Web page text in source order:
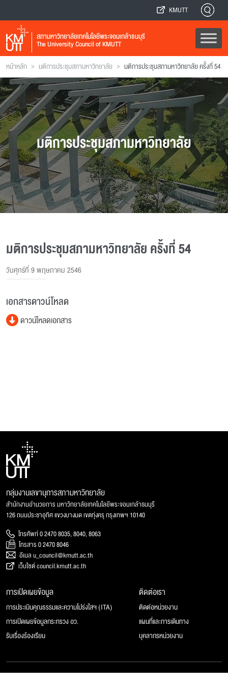
KMUTT
สภามหาวิทยาลัยเทคโนโลยีพระจอมเกล้าธนบุรี
The University Council of KMUTT
หน้าหลัก > มติการประชุมสภามหาวิทยาลัย > มติการประชุมสภามหาวิทยาลัย ครั้งที่ 54
มติการประชุมสภามหาวิทยาลัย
มติการประชุมสภามหาวิทยาลัย ครั้งที่ 54
วันศุกร์ที่ 9 พฤษภาคม 2546
เอกสารดาวน์โหลด
ดาวน์โหลดเอกสาร
กลุ่มงานเลขานุการสภามหาวิทยาลัย
สำนักงานอำนวยการ มหาวิทยาลัยเทคโนโลยีพระจอมเกล้าธนบุรี
126 ถนนประชาอุทิศ แขวงบางมด เขตทุ่งครุ กรุงเทพฯ 10140
โทรศัพท์ 0 2470 8035, 8040, 8063
โทรสาร 0 2470 8046
อีเมล u_council@kmutt.ac.th
เว็บไซต์ council.kmutt.ac.th
การเปิดเผยข้อมูล
การประเมินคุณธรรมและความโปร่งใสฯ (ITA)
การเปิดเผยข้อมูลกระทรวง อว.
รับเรื่องร้องเรียน
ติดต่อเรา
ติดต่อหน่วยงาน
แผนที่และการเดินทาง
บุคลากรหน่วยงาน